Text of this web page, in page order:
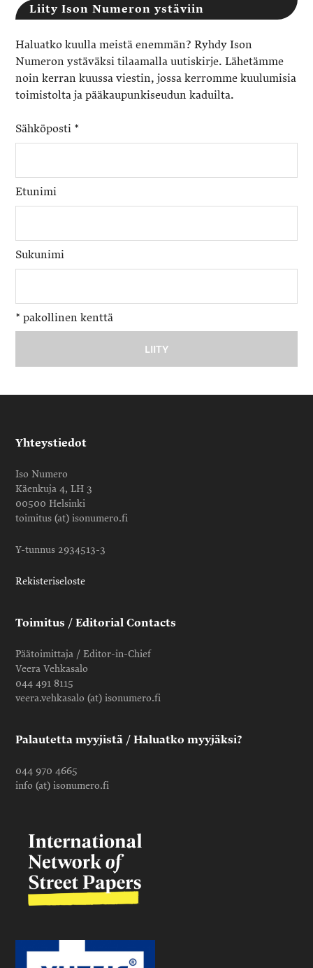
Liity Ison Numeron ystäviin
Haluatko kuulla meistä enemmän? Ryhdy Ison
Numeron ystäväksi tilaamalla uutiskirje. Lähetämme
noin kerran kuussa viestin, jossa kerromme kuulumisia
toimistolta ja pääkaupunkiseudun kaduilta.
Sähköposti *
Etunimi
Sukunimi
* pakollinen kenttä
Yhteystiedot
Iso Numero
Käenkuja 4, LH 3
00500 Helsinki
toimitus (at) isonumero.fi
Y-tunnus 2934513-3
Rekisteriseloste
Toimitus / Editorial Contacts
Päätoimittaja / Editor-in-Chief
Veera Vehkasalo
044 491 8115
veera.vehkasalo (at) isonumero.fi
Palautetta myyjistä / Haluatko myyjäksi?
044 970 4665
info (at) isonumero.fi